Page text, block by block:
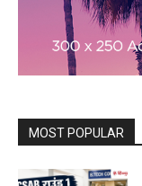
MOST POPULAR